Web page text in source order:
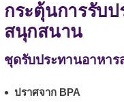
กระตุ้นการรับป
สนุกสนาน
ชุดรับประทานอาหาร
ปราศจาก BPA